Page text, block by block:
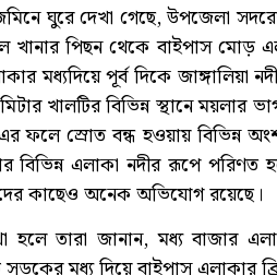
ঘুরে দেখা গেছে, উপজেলা
পিছন থেকে বাইপাস মোড়
মধ্যদিয়ে পূর্ব দিকে জাঙ্গালিয়া
খালটির বিভিন্ন স্থানে ময়লার
ফলে স্রোত বন্ধ হওয়ায় বিভিন্ন
বিভিন্ন এলাকা নদীর রূপে পরিণত
কাছেও অনেক অভিযোগ রয়েছে।
হলে তারা জানান, মধ্য বাজার